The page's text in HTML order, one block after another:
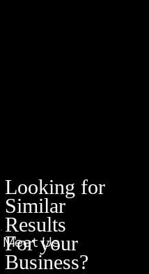
Looking for
Similar
Results
For your
Business?
Meet Us